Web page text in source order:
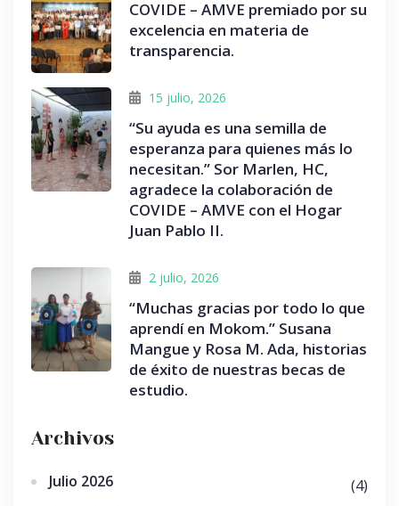
COVIDE – AMVE premiado por su
excelencia en materia de
transparencia.
15 julio, 2026
“Su ayuda es una semilla de
esperanza para quienes más lo
necesitan.” Sor Marlen, HC,
agradece la colaboración de
COVIDE – AMVE con el Hogar
Juan Pablo II.
2 julio, 2026
“Muchas gracias por todo lo que
aprendí en Mokom.” Susana
Mangue y Rosa M. Ada, historias
de éxito de nuestras becas de
estudio.
Archivos
Julio 2026
(4)